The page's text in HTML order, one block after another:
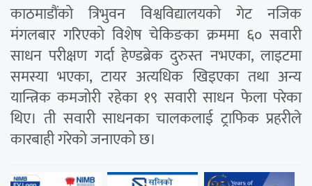
काठमाडौंको त्रिभुवन विश्वविद्यालयको गेट नजिक
मंगलबार गरिएको विशेष चेकिङका क्रममा ६० सवारी
साधन परीक्षण गर्दा हेण्डब्रेक दुरुस्त नभएका, लाइटमा
समस्या भएका, टायर अत्यधिक खिइएका तथा अन्य
यान्त्रिक कमजोरी रहेका १९ सवारी साधन फेला परेका
थिए। ती सवारी साधनका चालकलाई ट्राफिक प्रहरीले
कारबाही गरेको जनाएको छ।